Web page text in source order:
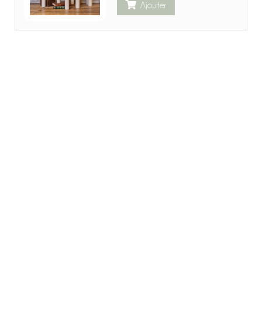
Ajouter